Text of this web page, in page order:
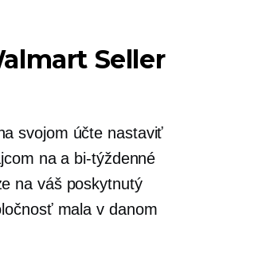
Seller
svojom účte nastaviť
na a bi-týždenné
na váš poskytnutý
mala v danom